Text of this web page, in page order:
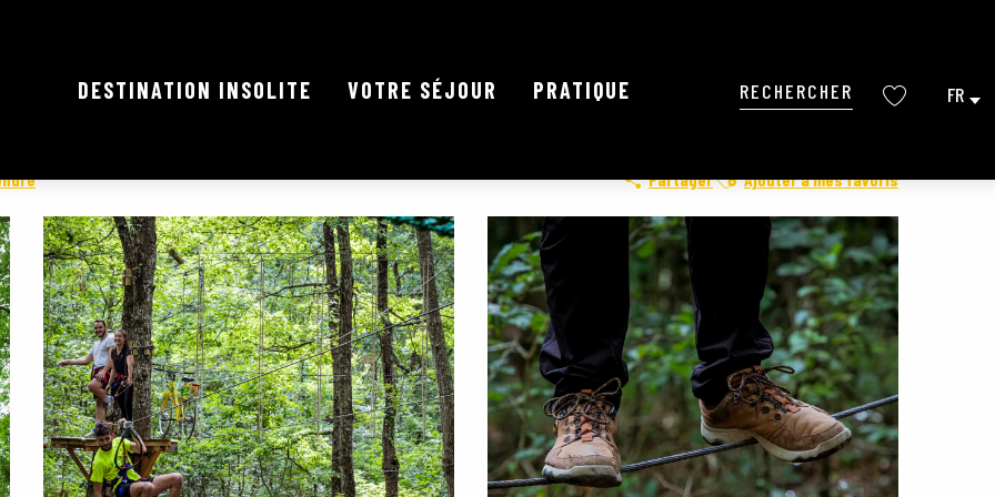
Recherche
FR
DESTINATION INSOLITE VOTRE SÉJOUR PRATIQUE
/ PARCOURS AVENTURE
Partager Ajouter à mes favoris